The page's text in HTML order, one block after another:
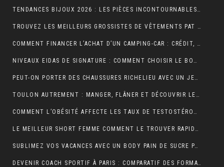
TENDANCES BIJOUX 2026 : LES PIÈCES INCONTOURNABLES À PORTER CETTE ANNÉE
TROUVEZ LES MEILLEURS GROSSISTES DE VÊTEMENTS PAT PATROUILLE POUR BOOSTER VOTRE ACTIVITÉ DE REVENTE RENTABLE
COMMENT FINANCER L’ACHAT D’UN CAMPING-CAR : CRÉDIT, LEASING OU PAIEMENT COMPTANT ?
NIVEAUX EIDAS DE SIGNATURE : COMMENT CHOISIR LE BON NIVEAU POUR SÉCURISER VOS DOCUMENTS
PEUT-ON PORTER DES CHAUSSURES RICHELIEU AVEC UN JEAN ?
TOULON AUTREMENT : MANGER, FLÂNER ET DÉCOUVRIR LES VRAIES BONNES ADRESSES
COMMENT L’OBÉSITÉ AFFECTE LES TAUX DE TESTOSTÉRONE ET LA LIBIDO MASCULINE
LE MEILLEUR SHORT FEMME COMMENT LE TROUVER RAPIDEMENT ET EFFICACEMENT
SUBLIMEZ VOS VACANCES AVEC UN BODY PAIN DE SUCRE PARFAIT POUR UN LOOK ÉLÉGANT EN VOYAGE
DEVENIR COACH SPORTIF À PARIS : COMPARATIF DES FORMATIONS CQP FITNESS